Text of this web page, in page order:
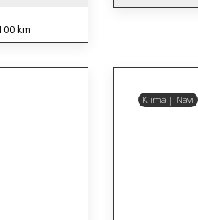
km
Klima | Navi